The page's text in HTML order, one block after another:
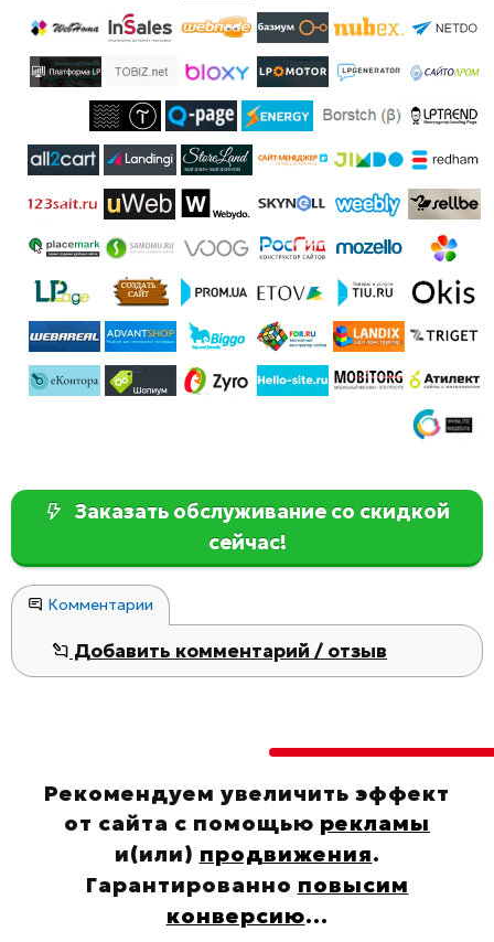
Заказать обслуживание со скидкой
сейчас!
Комментарии
Добавить комментарий / отзыв
Рекомендуем увеличить эффект
от сайта с помощью рекламы
и(или) продвижения.
Гарантированно повысим
конверсию...